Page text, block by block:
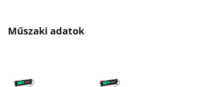
kutyámat, ő pedig leül vagy lefekszik
(értsd: stabil), ezért keress neki egy helyet.
Műszaki adatok